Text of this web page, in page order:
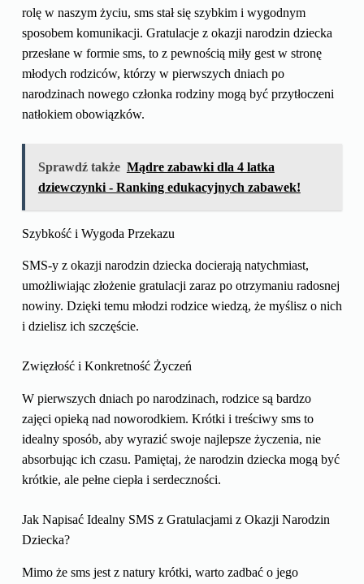
rolę w naszym życiu, sms stał się szybkim i wygodnym
sposobem komunikacji. Gratulacje z okazji narodzin dziecka
przesłane w formie sms, to z pewnością miły gest w stronę
młodych rodziców, którzy w pierwszych dniach po
narodzinach nowego członka rodziny mogą być przytłoczeni
natłokiem obowiązków.
Sprawdź także Mądre zabawki dla 4 latka
dziewczynki - Ranking edukacyjnych zabawek!
Szybkość i Wygoda Przekazu
SMS-y z okazji narodzin dziecka docierają natychmiast,
umożliwiając złożenie gratulacji zaraz po otrzymaniu radosnej
nowiny. Dzięki temu młodzi rodzice wiedzą, że myślisz o nich
i dzielisz ich szczęście.
Zwięzłość i Konkretność Życzeń
W pierwszych dniach po narodzinach, rodzice są bardzo
zajęci opieką nad noworodkiem. Krótki i treściwy sms to
idealny sposób, aby wyrazić swoje najlepsze życzenia, nie
absorbując ich czasu. Pamiętaj, że narodzin dziecka mogą być
krótkie, ale pełne ciepła i serdeczności.
Jak Napisać Idealny SMS z Gratulacjami z Okazji Narodzin
Dziecka?
Mimo że sms jest z natury krótki, warto zadbać o jego